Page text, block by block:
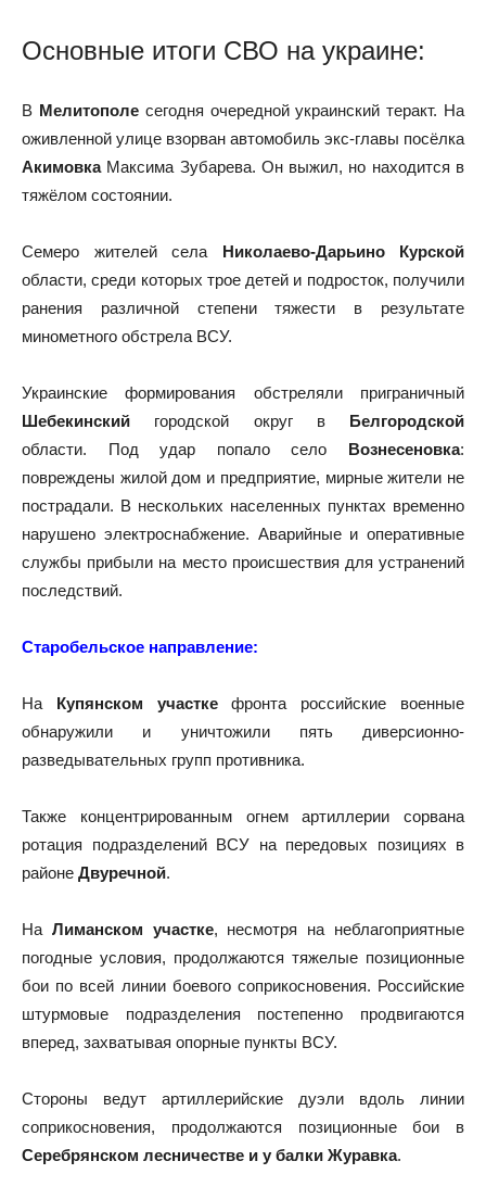
Основные итоги СВО на украине:
В Мелитополесегодня очередной украинский теракт. На
оживленной улице взорван автомобиль экс-главы посёлка
АкимовкаМаксима Зубарева. Он выжил, но находится в
тяжёлом состоянии.
Семеро жителей села Николаево-Дарьино Курской
области, среди которых трое детей и подросток, получили
ранения различной степени тяжести в результате
минометного обстрела ВСУ.
Украинские формирования обстреляли приграничный
Шебекинский городской округ в Белгородской
области. Под удар попало село Вознесеновка:
повреждены жилой дом и предприятие, мирные жители не
пострадали. В нескольких населенных пунктах временно
нарушено электроснабжение. Аварийные и оперативные
службы прибыли на место происшествия для устранений
последствий.
Старобельское направление:
На Купянском участкефронта российские военные
обнаружили и уничтожили пять диверсионно-
разведывательных групп противника.
Также концентрированным огнем артиллерии сорвана
ротация подразделений ВСУ на передовых позициях в
районе Двуречной.
На Лиманском участке, несмотря на неблагоприятные
погодные условия, продолжаются тяжелые позиционные
бои по всей линии боевого соприкосновения. Российские
штурмовые подразделения постепенно продвигаются
вперед, захватывая опорные пункты ВСУ.
Стороны ведут артиллерийские дуэли вдоль линии
соприкосновения, продолжаются позиционные бои в
Серебрянском лесничестве и у балки Журавка.